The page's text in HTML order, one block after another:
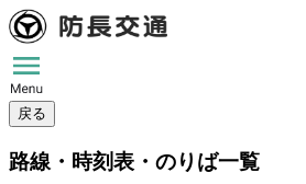
戻る
路線・時刻表・のりば一覧